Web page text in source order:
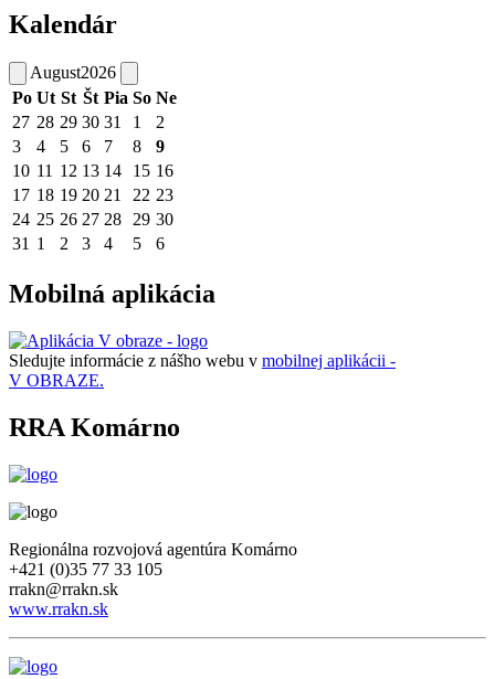
Kalendár
August2026
Po Ut St Št Pia So Ne
27 28 29 30 31 1
2
3
4 5 6 7 8
9
10 11 12 13 14 15 16
17 18 19 20 21 22 23
24 25 26 27 28 29 30
31 1 2 3 4 5 6
Mobilná aplikácia
Sledujte informácie z nášho webu v mobilnej aplikácii -
V OBRAZE.
RRA Komárno
Regionálna rozvojová agentúra Komárno
+421 (0)35 77 33 105
rrakn@rrakn.sk
www.rrakn.sk